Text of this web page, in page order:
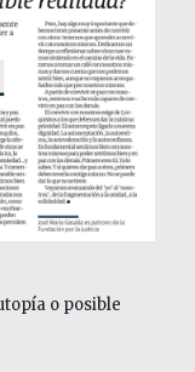
o posible